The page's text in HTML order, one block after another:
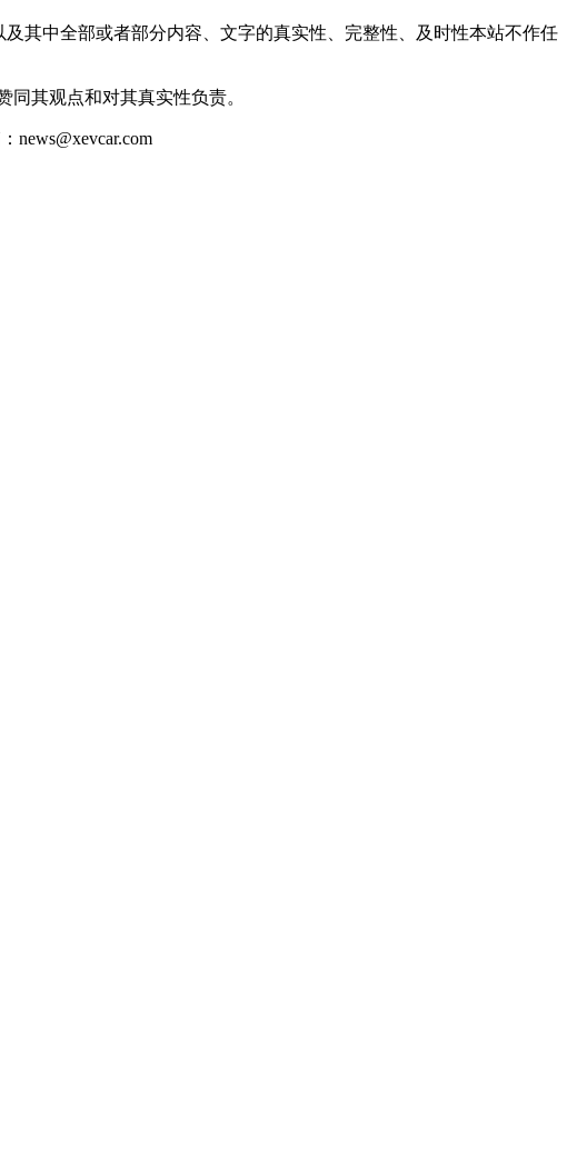
其中全部或者部分内容、文字的真实性、完整性、及时性本站不作任
其观点和对其真实性负责。